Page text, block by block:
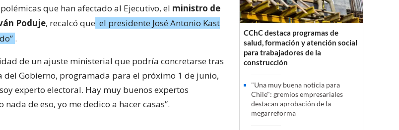
que han afectado al Ejecutivo, el ministro de
Poduje, recalcó que el presidente José Antonio Kast
.
de un ajuste ministerial que podría concretarse tras
del Gobierno, programada para el próximo 1 de junio,
experto electoral. Hay muy buenos expertos
de eso, yo me dedico a hacer casas”.
CChC destaca programas de
salud, formación y atención social
para trabajadores de la
construcción
"Una muy buena noticia para
Chile": gremios empresariales
destacan aprobación de la
megarreforma